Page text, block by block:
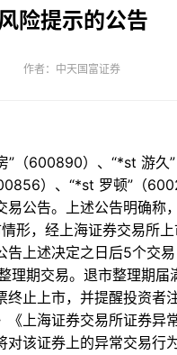
险提示的公告
作者：中天国富证券
”（600890）、“*st 游
）、“*st 罗顿”（
易公告。上述公告明确称
形，经上海证券交易所
告上述决定之日后5个交
理期交易。退市整理期
终止上市，并提醒投资者
《上海证券交易所证券异
对该证券上的异常交易行